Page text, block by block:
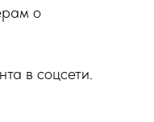
о
в соцсети.